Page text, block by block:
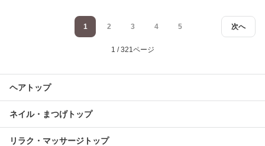
次へ
1 2 3 4 5
1 / 321ページ
ヘアトップ
ネイル・まつげトップ
リラク・マッサージトップ